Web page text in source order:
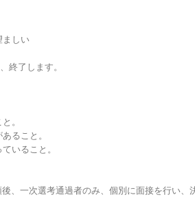
ましい
終了します。
。
ること。
いること。
、一次選考通過者のみ、個別に面接を行い、